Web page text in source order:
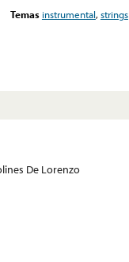
Temas instrumental,strings
De Lorenzo